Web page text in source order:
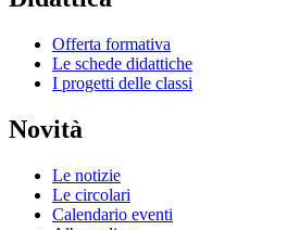
Offerta formativa
Le schede didattiche
I progetti delle classi
Novità
Le notizie
Le circolari
Calendario eventi